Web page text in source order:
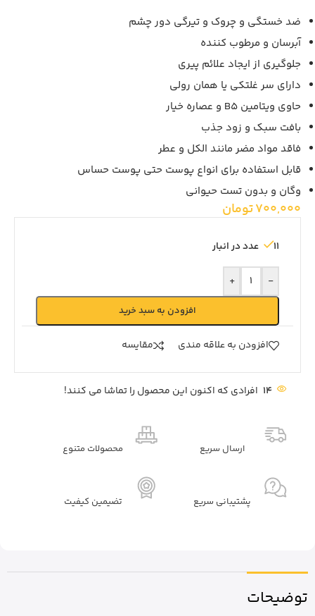
ضد خستگی و چروک و تیرگی دور چشم
آبرسان و مرطوب کننده
جلوگیری از ایجاد علائم پیری
دارای سر غلتکی یا همان رولی
حاوی ویتامین B5 و عصاره خیار
بافت سبک و زود جذب
فاقد مواد مضر مانند الکل و عطر
قابل استفاده برای انواع پوست حتی پوست حساس
وگان و بدون تست حیوانی
700,000تومان
11 عدد در انبار
-
+
افزودن به سبد خرید
افزودن به علاقه مندی مقايسه
14 افرادی که اکنون این محصول را تماشا می کنند!
ارسال سریع محصولات متنوع
پشتیبانی سریع تضیمین کیفیت
توضیحات